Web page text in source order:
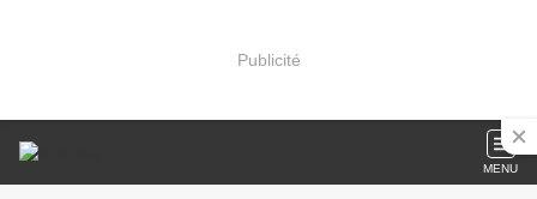
Publicité
MENU